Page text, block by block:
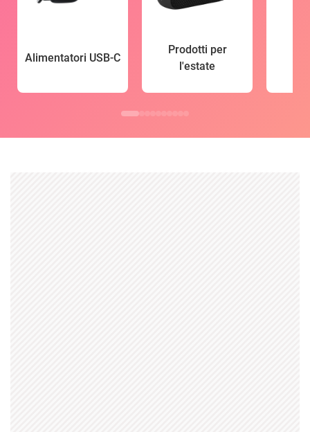
Alimentatori USB-C
Prodotti per
l'estate